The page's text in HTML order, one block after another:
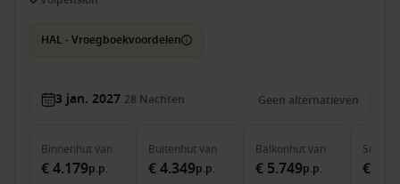
HAL - Vroegboekvoordelen
3 jan. 2027 28 Nachten Geen alternatieven
Binnenhutvan
€ 4.179p.p.
Buitenhutvan
€ 4.349p.p.
Balkonhutvan
€ 5.749p.p.
Suite
€